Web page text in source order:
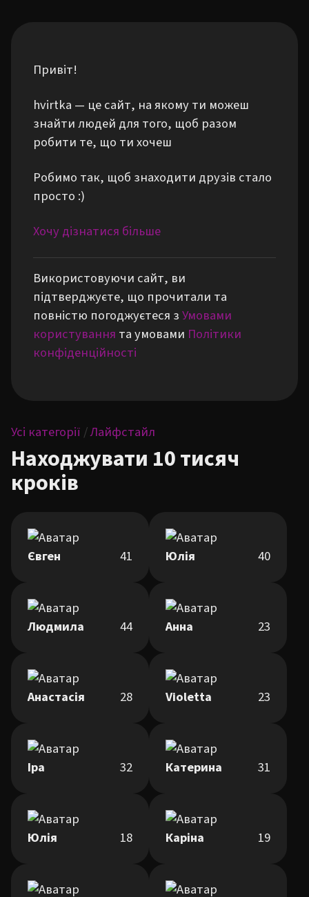
Привіт!
hvirtka — це сайт, на якому ти можеш
знайти людей для того, щоб разом
робити те, що ти хочеш
Робимо так, щоб знаходити друзів стало
просто :)
Хочу дізнатися більше
Використовуючи сайт, ви
підтверджуєте, що прочитали та
повністю погоджуєтеся зУмовами
користування та умовами Політики
конфіденційності
Усі категорії /Лайфстайл
Находжувати 10 тисяч
кроків
Євген 41 Юлія 40
Людмила 44 Анна 23
Анастасія 28 Violetta 23
Іра 32 Катерина 31
Юлія 18 Каріна 19